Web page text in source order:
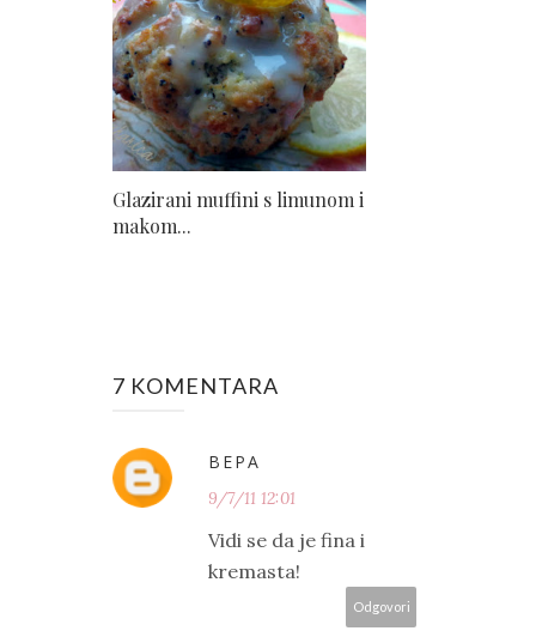
Glazirani muffini s limunom i
makom...
7 KOMENTARA
ВЕРА
9/7/11 12:01
Vidi se da je fina i
kremasta!
Odgovori